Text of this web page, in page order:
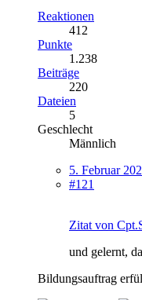
Reaktionen
412
Punkte
1.238
Beiträge
220
Dateien
5
Geschlecht
Männlich
5. Februar
#121
Zitat von
und gelernt,
Bildungsauftrag